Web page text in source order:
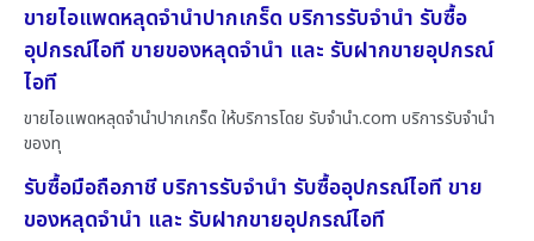
ขายไอแพดหลุดจำนำปากเกร็ด บริการรับจำนำ รับซื้อ
อุปกรณ์ไอที ขายของหลุดจำนำ และ รับฝากขายอุปกรณ์
ไอที
ขายไอแพดหลุดจำนำปากเกร็ด ให้บริการโดย รับจํานํา.com บริการรับจำนำ
ของทุ
รับซื้อมือถือภาชี บริการรับจำนำ รับซื้ออุปกรณ์ไอที ขาย
ของหลุดจำนำ และ รับฝากขายอุปกรณ์ไอที